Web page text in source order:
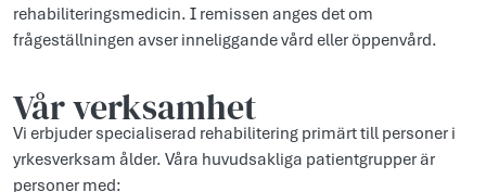
rehabiliteringsmedicin. I remissen anges det om
frågeställningen avser inneliggande vård eller öppenvård.
Vår verksamhet
Vi erbjuder specialiserad rehabilitering primärt till personer i
yrkesverksam ålder. Våra huvudsakliga patientgrupper är
personer med: